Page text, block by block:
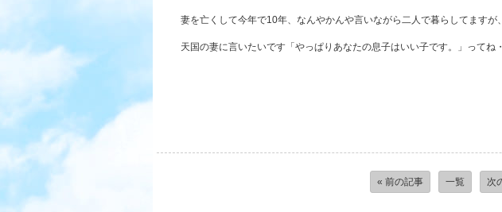
妻を亡くして今年で10年、なんやかんや言いながら二人で暮らしてますが、
天国の妻に言いたいです「やっぱりあなたの息子はいい子です。」ってね・
« 前の記事 一覧 次